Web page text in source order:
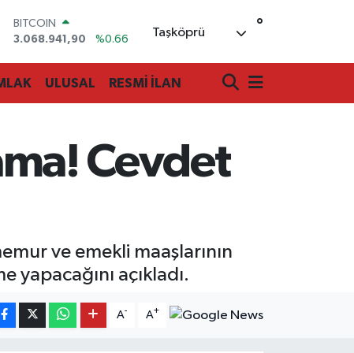
DOLAR
47,5986
%0.06
STERLİN
64,2438
%0.21
13.703
%0
Taşköprü °
ULUSAL RESMİ İLAN
Cevdet
ve emekli maaşlarının
açıkladı.
A- A+